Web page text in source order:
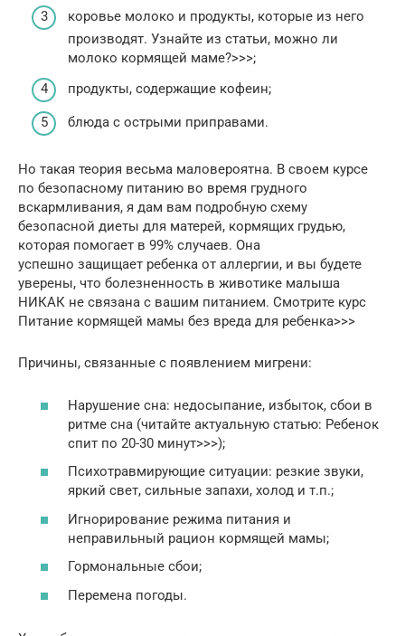
коровье молоко и продукты, которые из него
производят. Узнайте из статьи, можно ли
молоко кормящей маме?>>>;
продукты, содержащие кофеин;
блюда с острыми приправами.
Но такая теория весьма маловероятна. В своем курсе
по безопасному питанию во время грудного
вскармливания, я дам вам подробную схему
безопасной диеты для матерей, кормящих грудью,
которая помогает в 99% случаев. Она
успешно защищает ребенка от аллергии, и вы будете
уверены, что болезненность в животике малыша
НИКАК не связана с вашим питанием. Смотрите курс
Питание кормящей мамы без вреда для ребенка>>>
Причины, связанные с появлением мигрени:
Нарушение сна: недосыпание, избыток, сбои в
ритме сна (читайте актуальную статью: Ребенок
спит по 20-30 минут>>>);
Психотравмирующие ситуации: резкие звуки,
яркий свет, сильные запахи, холод и т.п.;
Игнорирование режима питания и
неправильный рацион кормящей мамы;
Гормональные сбои;
Перемена погоды.